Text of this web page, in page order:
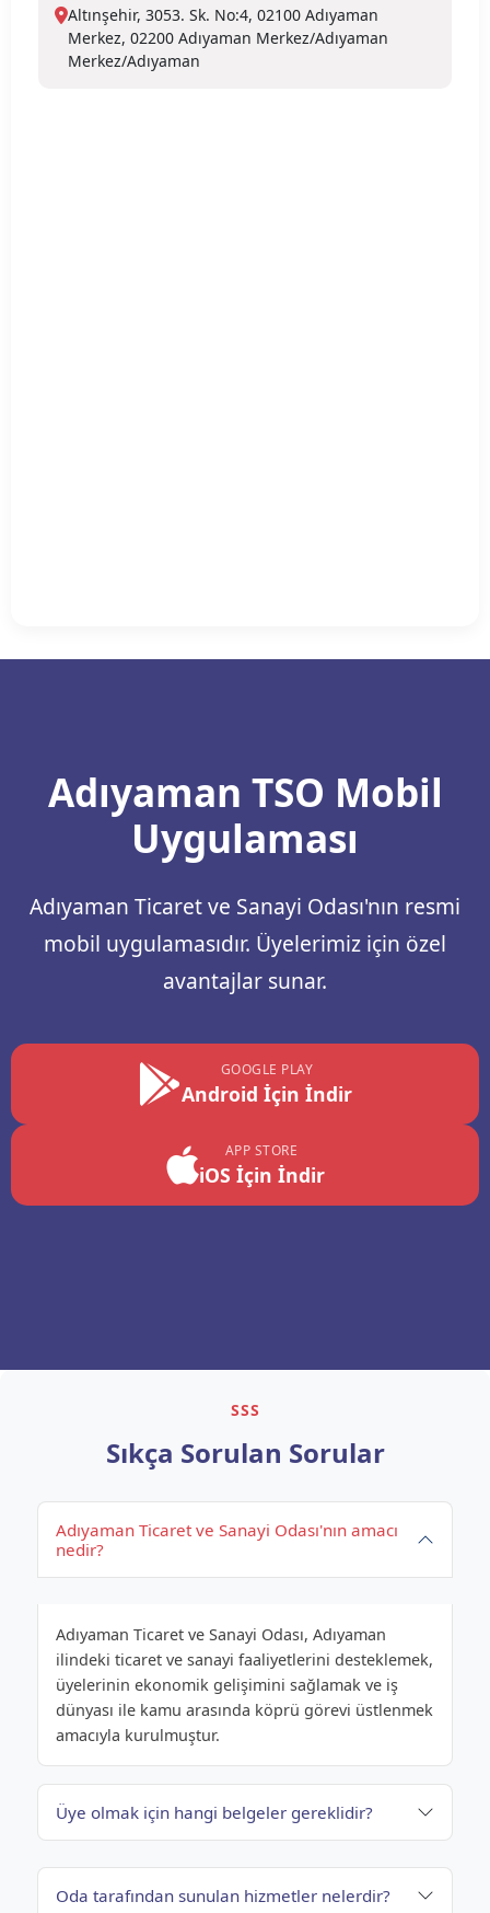
Altınşehir, 3053. Sk. No:4, 02100 Adıyaman
Merkez, 02200 Adıyaman Merkez/Adıyaman
Merkez/Adıyaman
Adıyaman TSO Mobil
Uygulaması
Adıyaman Ticaret ve Sanayi Odası'nın resmi
mobil uygulamasıdır. Üyelerimiz için özel
avantajlar sunar.
GOOGLE PLAY
Android İçin İndir
APP STORE
iOS İçin İndir
SSS
Sıkça Sorulan Sorular
Adıyaman Ticaret ve Sanayi Odası'nın amacı
nedir?
Adıyaman Ticaret ve Sanayi Odası, Adıyaman
ilindeki ticaret ve sanayi faaliyetlerini desteklemek,
üyelerinin ekonomik gelişimini sağlamak ve iş
dünyası ile kamu arasında köprü görevi üstlenmek
amacıyla kurulmuştur.
Üye olmak için hangi belgeler gereklidir?
Oda tarafından sunulan hizmetler nelerdir?